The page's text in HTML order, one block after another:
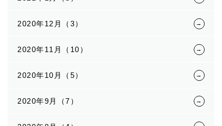
2020年12月（3）
2020年11月（10）
2020年10月（5）
2020年9月（7）